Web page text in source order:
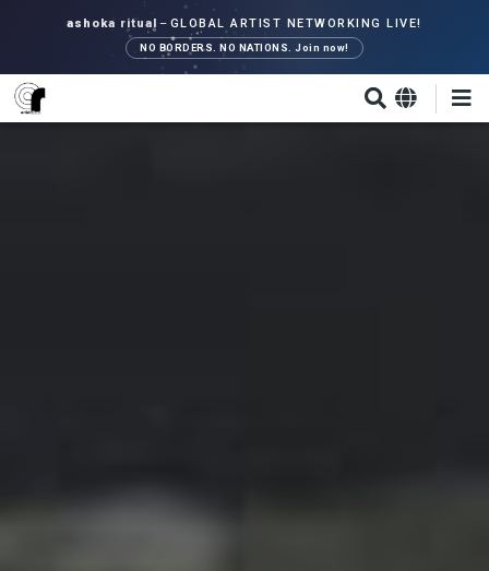
zum
Inhalt
ashoka ritual – GLOBAL ARTIST NETWORKING LIVE!
NO BORDERS. NO NATIONS. Join now!